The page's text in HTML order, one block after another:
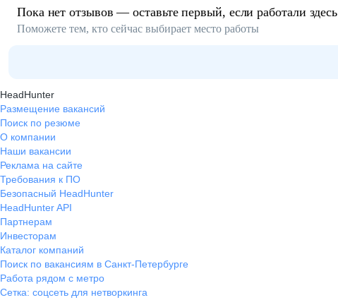
Пока нет отзывов — оставьте первый, если работали здесь
Поможете тем, кто сейчас выбирает место работы
HeadHunter
Размещение вакансий
Поиск по резюме
О компании
Наши вакансии
Реклама на сайте
Требования к ПО
Безопасный HeadHunter
HeadHunter API
Партнерам
Инвесторам
Каталог компаний
Поиск по вакансиям в Санкт-Петербурге
Работа рядом с метро
Сетка: соцсеть для нетворкинга